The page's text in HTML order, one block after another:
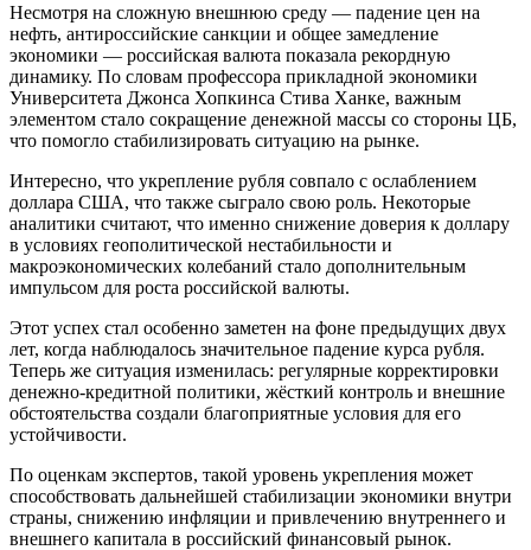
Несмотря на сложную внешнюю среду — падение цен на
нефть, антироссийские санкции и общее замедление
экономики — российская валюта показала рекордную
динамику. По словам профессора прикладной экономики
Университета Джонса Хопкинса Стива Ханке, важным
элементом стало сокращение денежной массы со стороны ЦБ,
что помогло стабилизировать ситуацию на рынке.
Интересно, что укрепление рубля совпало с ослаблением
доллара США, что также сыграло свою роль. Некоторые
аналитики считают, что именно снижение доверия к доллару
в условиях геополитической нестабильности и
макроэкономических колебаний стало дополнительным
импульсом для роста российской валюты.
Этот успех стал особенно заметен на фоне предыдущих двух
лет, когда наблюдалось значительное падение курса рубля.
Теперь же ситуация изменилась: регулярные корректировки
денежно-кредитной политики, жёсткий контроль и внешние
обстоятельства создали благоприятные условия для его
устойчивости.
По оценкам экспертов, такой уровень укрепления может
способствовать дальнейшей стабилизации экономики внутри
страны, снижению инфляции и привлечению внутреннего и
внешнего капитала в российский финансовый рынок.